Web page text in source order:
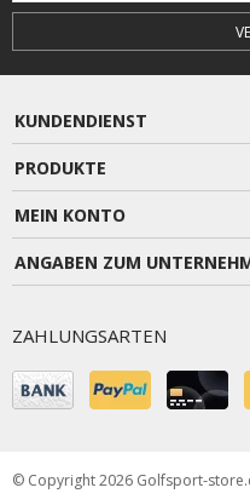
KUNDENDIENST
PRODUKTE
MEIN KONTO
ANGABEN ZUM
ZAHLUNGSARTEN
© Copyright 2026 Golfsport-